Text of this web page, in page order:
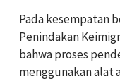
Pada kesempatan
Penindakan
bahwa proses
menggunakan alat